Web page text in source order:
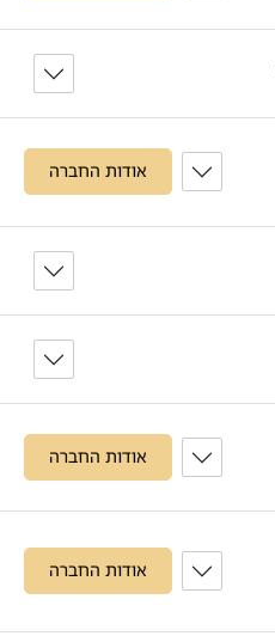
אודות החברה
אודות החברה
אודות החברה